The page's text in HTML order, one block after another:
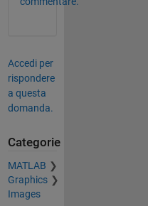
Accedi per
rispondere
a questa
domanda.
Categorie
MATLAB
Graphics
Images